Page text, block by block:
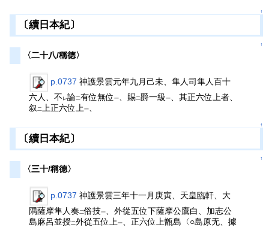
↑
〔續日本紀〕
↑
〈二十八/稱德〉
p.0737 神護景雲元年九月己未、隼人司隼人百十
六人、不 レ論二有位無位一 、賜二爵一級一
、其正六位上者、
叙 二 上正六位上一
↑
〔續日本紀〕
↑
〈三十/稱德〉
p.0737 神護景雲三年十一月庚寅、天皇臨軒、大
隅薩摩隼人奏二俗技一
、外從五位下薩摩公鷹白、加志公
島麻呂並授二外從五位上一 、正六位上甑島〈○島原无、據